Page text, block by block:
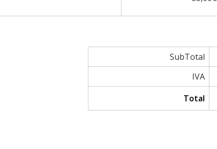
SubTotal
IVA
Total